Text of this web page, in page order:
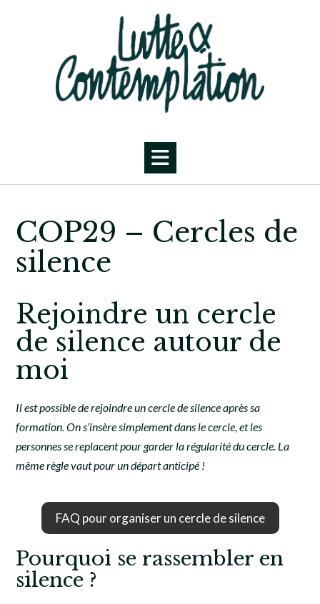
COP29 – Cercles de
silence
Rejoindre un cercle
de silence autour de
moi
Il est possible de rejoindre un cercle de silence après sa
formation. On s’insère simplement dans le cercle, et les
personnes se replacent pour garder la régularité du cercle. La
même règle vaut pour un départ anticipé !
FAQ pour organiser un cercle de silence
Pourquoi se rassembler en
silence ?